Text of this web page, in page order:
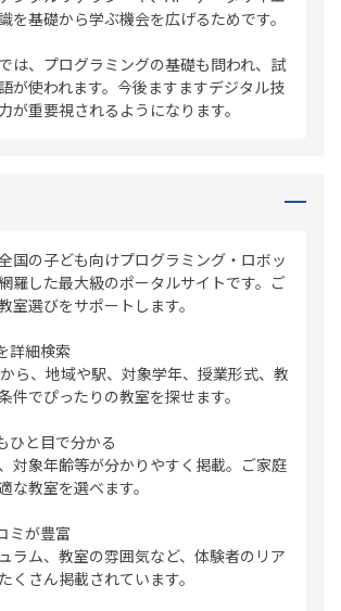
を基礎から学ぶ機会を広げるためです。
は、プログラミングの基礎も問われ、試
が使われます。今後ますますデジタル技
が重要視されるようになります。
国の子ども向けプログラミング・ロボッ
羅した最大級のポータルサイトです。ご
室選びをサポートします。
詳細検索
ら、地域や駅、対象学年、授業形式、教
件でぴったりの教室を探せます。
ひと目で分かる
対象年齢等が分かりやすく掲載。ご家庭
な教室を選べます。
ミが豊富
ラム、教室の雰囲気など、体験者のリア
くさん掲載されています。